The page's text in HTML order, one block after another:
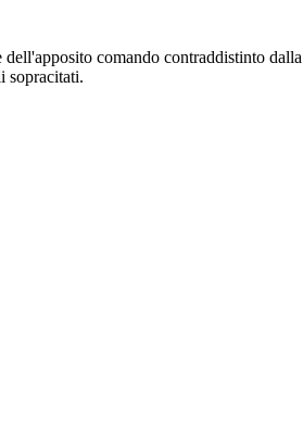
comando contraddistinto
sopracitati.